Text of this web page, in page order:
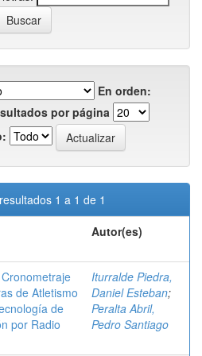
En orden:
por página
1 a 1 de 1
Autor(es)
de Atletismo
de
por Radio
Iturralde Piedra,
Daniel Esteban;
Peralta Abril,
Pedro Santiago